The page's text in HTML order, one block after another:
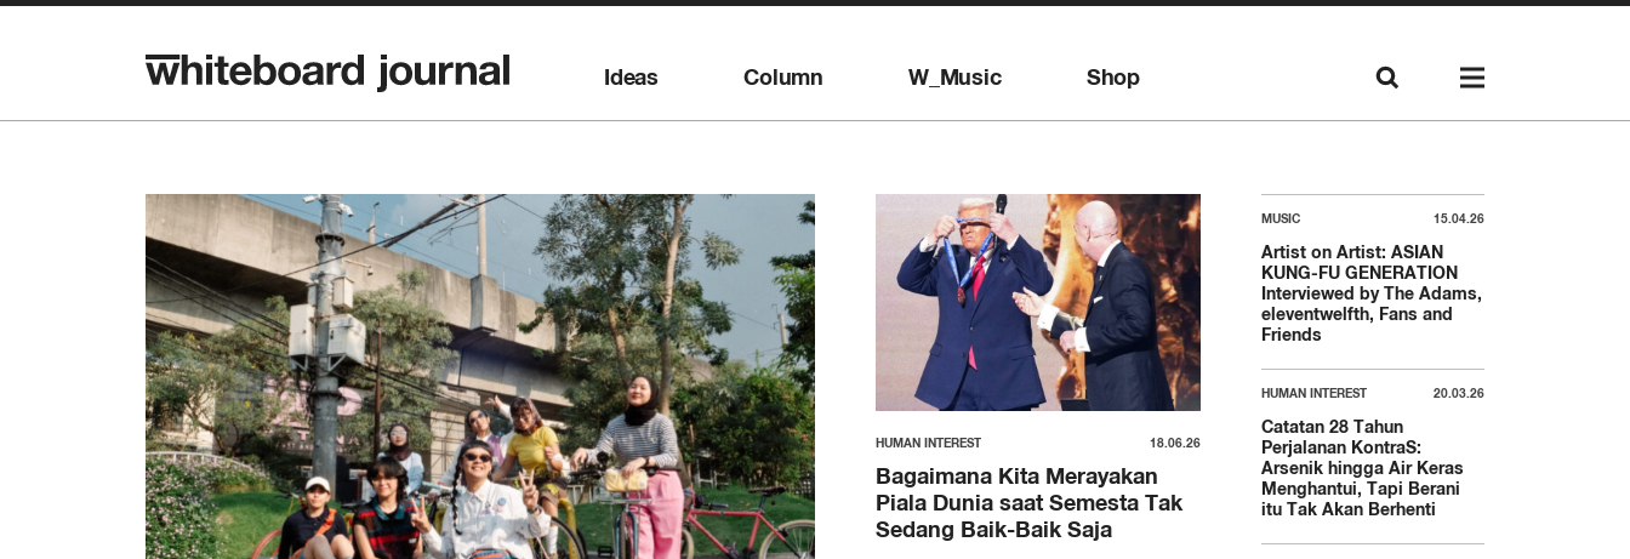
Ideas Column W_Music Shop
HUMAN INTEREST 18.06.26
Bagaimana Kita Merayakan
Piala Dunia saat Semesta Tak
Sedang Baik-Baik Saja
MUSIC 15.04.26
Artist on Artist: ASIAN
KUNG-FU GENERATION
Interviewed by The Adams,
eleventwelfth, Fans and
Friends
HUMAN INTEREST 20.03.26
Catatan 28 Tahun
Perjalanan KontraS:
Arsenik hingga Air Keras
Menghantui, Tapi Berani
itu Tak Akan Berhenti